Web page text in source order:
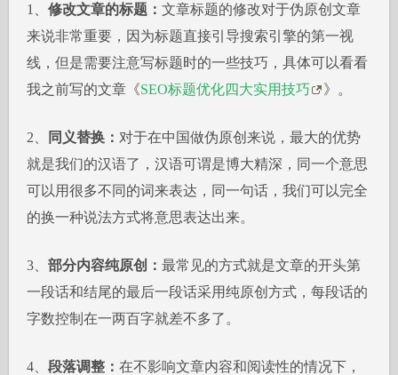
1、 修改文章的标题： 文章标题的修改对于伪原创文章
来说非常重要，因为标题直接引导搜索引擎的第一视
线，但是需要注意写标题时的一些技巧，具体可以看看
我之前写的文章《SEO标题优化四大实用技巧 》。
2、 同义替换： 对于在中国做伪原创来说，最大的优势
就是我们的汉语了，汉语可谓是博大精深，同一个意思
可以用很多不同的词来表达，同一句话，我们可以完全
的换一种说法方式将意思表达出来。
3、 部分内容纯原创： 最常见的方式就是文章的开头第
一段话和结尾的最后一段话采用纯原创方式，每段话的
字数控制在一两百字就差不多了。
4、 段落调整： 在不影响文章内容和阅读性的情况下，